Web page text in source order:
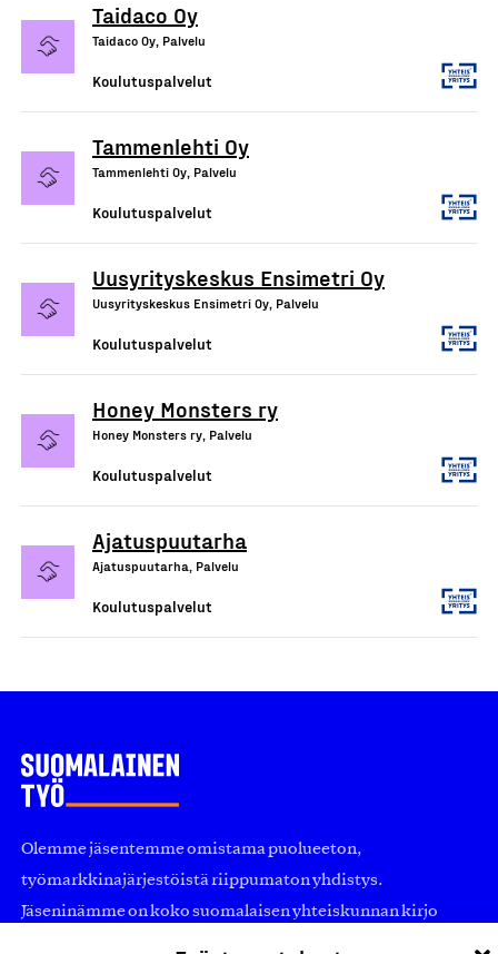
Taidaco Oy
Taidaco Oy, Palvelu
Koulutuspalvelut
Tammenlehti Oy
Tammenlehti Oy, Palvelu
Koulutuspalvelut
Uusyrityskeskus Ensimetri Oy
Uusyrityskeskus Ensimetri Oy, Palvelu
Koulutuspalvelut
Honey Monsters ry
Honey Monsters ry, Palvelu
Koulutuspalvelut
Ajatuspuutarha
Ajatuspuutarha, Palvelu
Koulutuspalvelut
Olemme jäsentemme omistama puolueeton,
työmarkkinajärjestöistä riippumaton yhdistys.
Jäseninämme on koko suomalaisen yhteiskunnan kirjo